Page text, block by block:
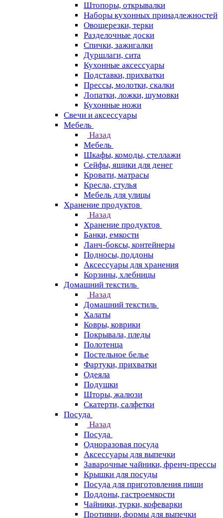
Штопоры, открывалки
Наборы кухонных принадлежностей
Овощерезки, терки
Разделочные доски
Спички, зажигалки
Дуршлаги, сита
Кухонные аксессуары
Подставки, прихватки
Прессы, молотки, скалки
Лопатки, ложки, шумовки
Кухонные ножи
Свечи и аксессуары
Мебель
Назад
Мебель
Шкафы, комоды, стеллажи
Сейфы, ящики для денег
Кровати, матрасы
Кресла, стулья
Мебель для улицы
Хранение продуктов
Назад
Хранение продуктов
Банки, емкости
Ланч-боксы, контейнеры
Подносы, поддоны
Аксессуары для хранения
Корзины, хлебницы
Домашний текстиль
Назад
Домашний текстиль
Халаты
Ковры, коврики
Покрывала, пледы
Полотенца
Постельное белье
Фартуки, прихватки
Одеяла
Подушки
Шторы, жалюзи
Скатерти, салфетки
Посуда
Назад
Посуда
Одноразовая посуда
Аксессуары для выпечки
Заварочные чайники, френч-прессы
Крышки для посуды
Посуда для приготовления пищи
Поддоны, гастроемкости
Чайники, турки, кофеварки
Противни, формы для выпечки